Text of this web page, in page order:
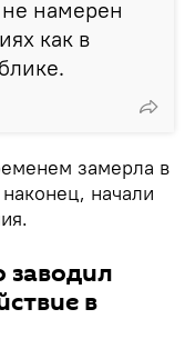
намерен
как в
замерла в
начали
заводил
в